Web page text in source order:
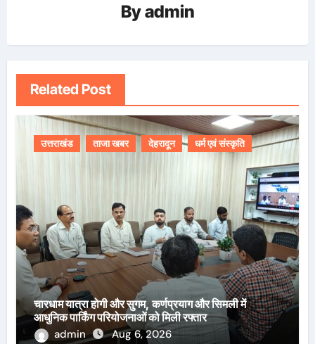
Byadmin
Related Post
उत्तराखंड ताजा खबर देहरादून धर्म एवं संस्कृति
चारधाम यात्रा होगी और सुगम, कर्णप्रयाग और सिमली में
आधुनिक पार्किंग परियोजनाओं को मिली रफ्तार
admin
Aug 6, 2026